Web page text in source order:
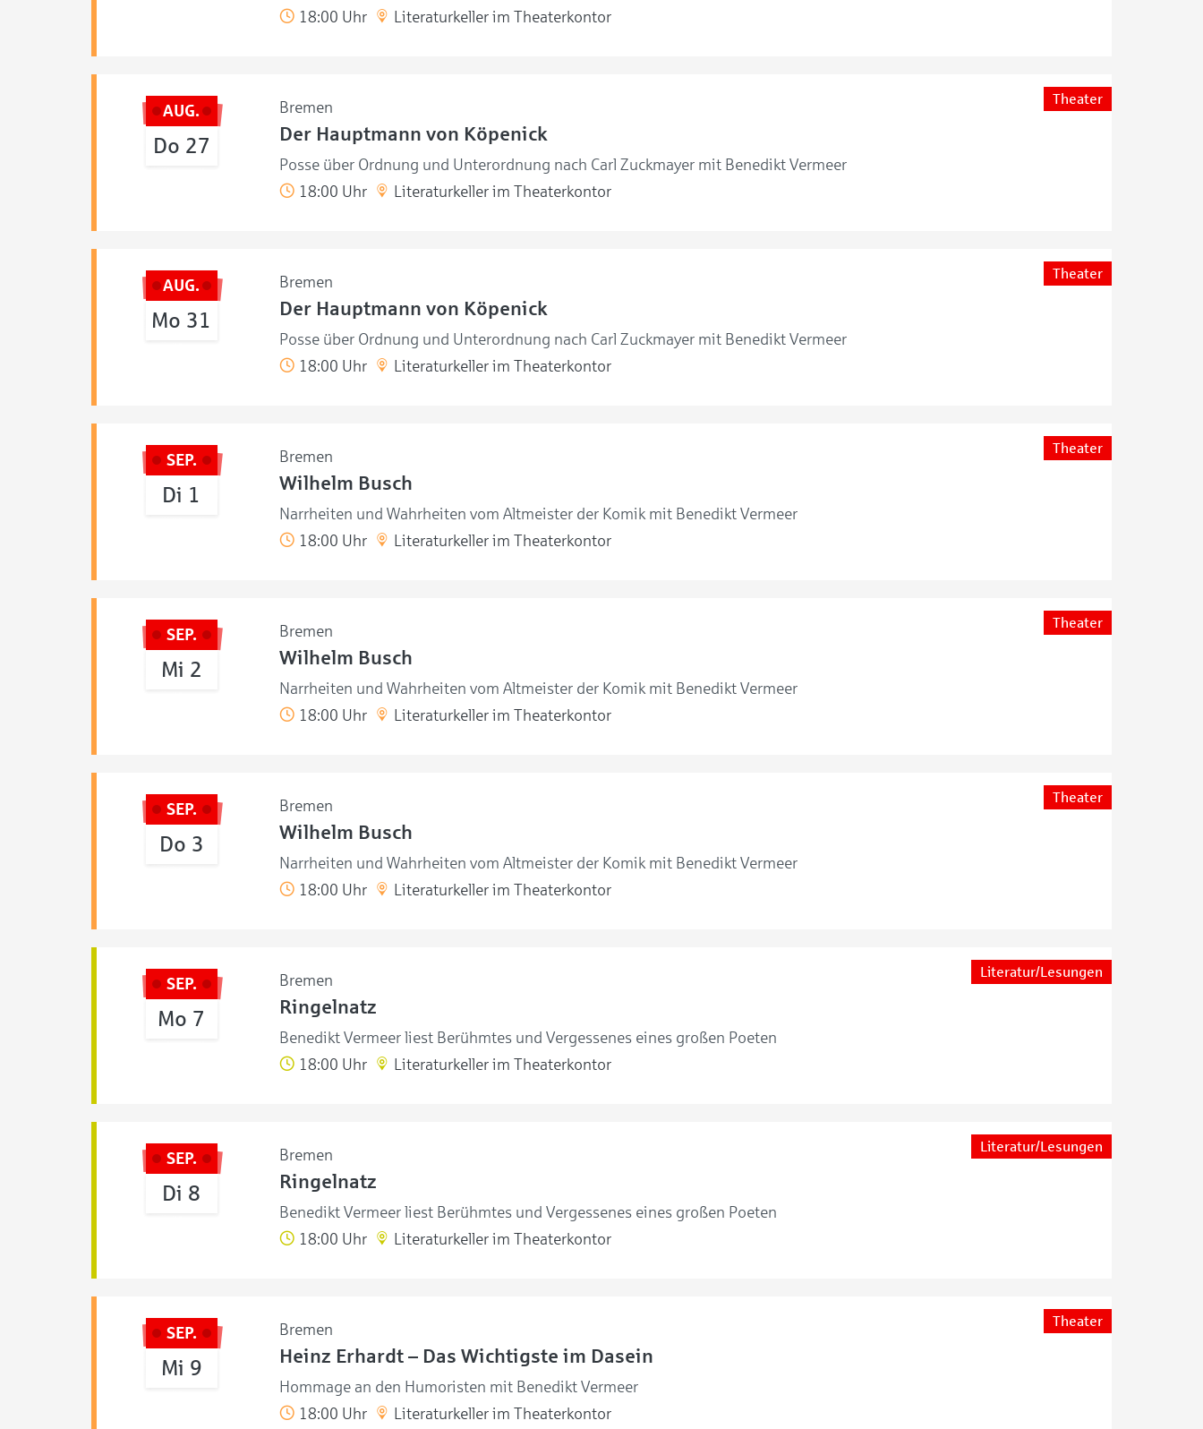
18:00 Uhr
Literaturkeller im Theaterkontor
AUG.
Do 27
Bremen Theater
Der Hauptmann von Köpenick
Posse über Ordnung und Unterordnung nach Carl Zuckmayer mit Benedikt Vermeer
18:00 Uhr
Literaturkeller im Theaterkontor
AUG.
Mo 31
Bremen Theater
Der Hauptmann von Köpenick
Posse über Ordnung und Unterordnung nach Carl Zuckmayer mit Benedikt Vermeer
18:00 Uhr
Literaturkeller im Theaterkontor
SEP.
Di 1
Bremen Theater
Wilhelm Busch
Narrheiten und Wahrheiten vom Altmeister der Komik mit Benedikt Vermeer
18:00 Uhr
Literaturkeller im Theaterkontor
SEP.
Mi 2
Bremen Theater
Wilhelm Busch
Narrheiten und Wahrheiten vom Altmeister der Komik mit Benedikt Vermeer
18:00 Uhr
Literaturkeller im Theaterkontor
SEP.
Do 3
Bremen Theater
Wilhelm Busch
Narrheiten und Wahrheiten vom Altmeister der Komik mit Benedikt Vermeer
18:00 Uhr
Literaturkeller im Theaterkontor
SEP.
Mo 7
Bremen Literatur/Lesungen
Ringelnatz
Benedikt Vermeer liest Berühmtes und Vergessenes eines großen Poeten
18:00 Uhr
Literaturkeller im Theaterkontor
SEP.
Di 8
Bremen Literatur/Lesungen
Ringelnatz
Benedikt Vermeer liest Berühmtes und Vergessenes eines großen Poeten
18:00 Uhr
Literaturkeller im Theaterkontor
SEP.
Mi 9
Bremen Theater
Heinz Erhardt – Das Wichtigste im Dasein
Hommage an den Humoristen mit Benedikt Vermeer
18:00 Uhr
Literaturkeller im Theaterkontor